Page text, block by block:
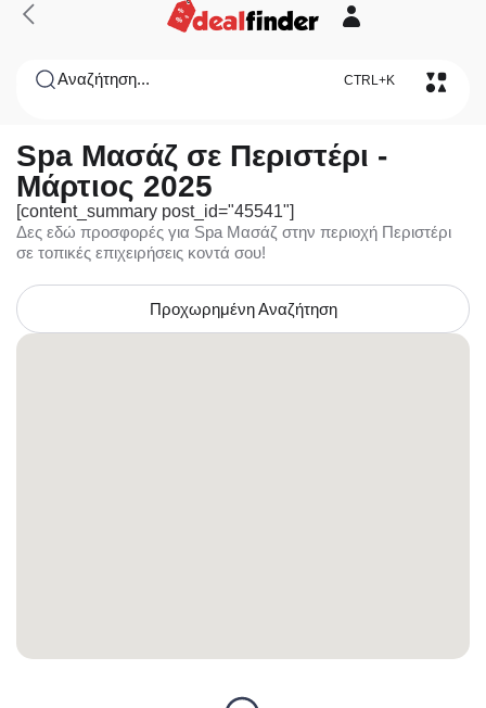
Αναζήτηση... CTRL+K
Spa Μασάζ σε Περιστέρι -
Μάρτιος 2025
[content_summary post_id="45541"]
Δες εδώ προσφορές για Spa Μασάζ στην περιοχή Περιστέρι
σε τοπικές επιχειρήσεις κοντά σου!
Προχωρημένη Αναζήτηση